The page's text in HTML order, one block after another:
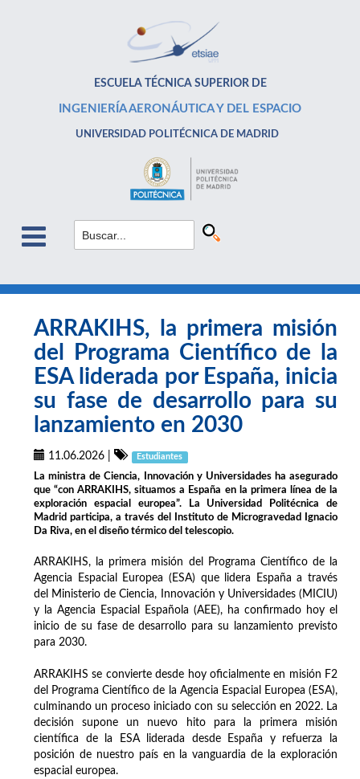
ESCUELA TÉCNICA SUPERIOR DE
INGENIERÍA AERONÁUTICA Y DEL ESPACIO
UNIVERSIDAD POLITÉCNICA DE MADRID
ARRAKIHS, la primera misión
del Programa Científico de la
ESA liderada por España, inicia
su fase de desarrollo para su
lanzamiento en 2030
11.06.2026 Estudiantes
La ministra de Ciencia, Innovación y Universidades ha asegurado
que “con ARRAKIHS, situamos a España en la primera línea de la
exploración espacial europea”. La Universidad Politécnica de
Madrid participa, a través del Instituto de Microgravedad Ignacio
Da Riva, en el diseño térmico del telescopio.
ARRAKIHS, la primera misión del Programa Científico de la
Agencia Espacial Europea (ESA) que lidera España a través
del Ministerio de Ciencia, Innovación y Universidades (MICIU)
y la Agencia Espacial Española (AEE), ha confirmado hoy el
inicio de su fase de desarrollo para su lanzamiento previsto
para 2030.
ARRAKIHS se convierte desde hoy oficialmente en misión F2
del Programa Científico de la Agencia Espacial Europea (ESA),
culminando un proceso iniciado con su selección en 2022. La
decisión supone un nuevo hito para la primera misión
científica de la ESA liderada desde España y refuerza la
posición de nuestro país en la vanguardia de la exploración
espacial europea.